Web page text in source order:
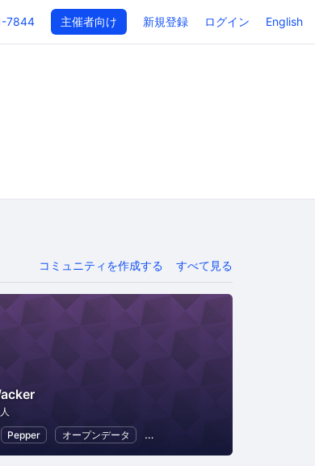
7844 主催者向け 新規登録 ログイン English
コミュニティを作成する すべて見る
Pepper オープンデータ オープンソース